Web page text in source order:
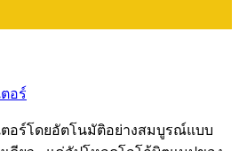
อร์
ตอร์โดยอัตโนมัติอย่างสมบูรณ์แบบ